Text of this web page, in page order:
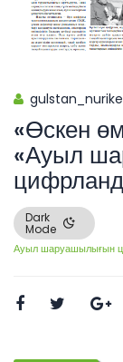
«Өскен
«Ауыл
Dark
Mode
Ауыл шаруашылығын